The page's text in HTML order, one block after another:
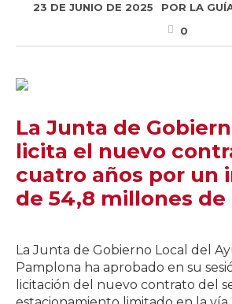
23 DE JUNIO DE 2025 POR LA
0
La Junta de
licita el nuevo
cuatro años por un
de 54,8 millones de
La Junta de Gobierno Local del
Pamplona ha aprobado en su
licitación del nuevo contrato del